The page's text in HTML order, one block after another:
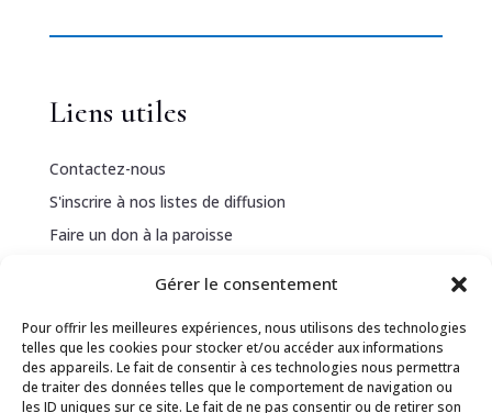
Gérer le consentement
Pour offrir les meilleures expériences, nous utilisons des technologies
telles que les cookies pour stocker et/ou accéder aux informations
des appareils. Le fait de consentir à ces technologies nous permettra
de traiter des données telles que le comportement de navigation ou
les ID uniques sur ce site. Le fait de ne pas consentir ou de retirer son
Liens utiles
Contactez-nous
S'inscrire à nos listes de diffusion
Faire un don à la paroisse
Politique de confidentialité
Politique de cookies